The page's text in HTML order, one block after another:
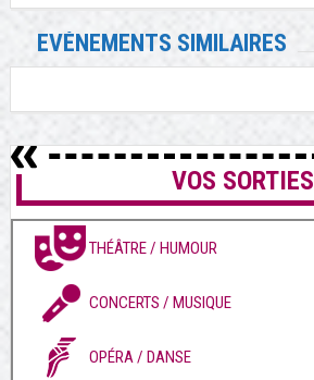
EVÉNEMENTS SIMILAIRES
VOS SORTIES
THÉÂTRE / HUMOUR
CONCERTS / MUSIQUE
OPÉRA / DANSE